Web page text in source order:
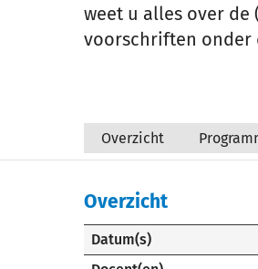
weet u alles over de
voorschriften onder
Overzicht
Overzicht
Datum(s)